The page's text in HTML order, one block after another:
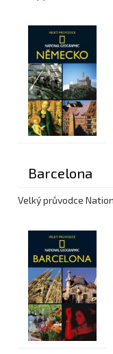
Barcelona
Velký průvodce